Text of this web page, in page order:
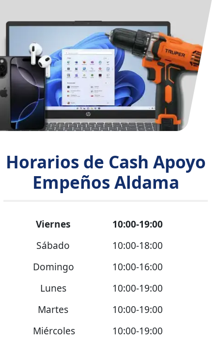
Horarios de Cash Apoyo
Empeños Aldama
Viernes
10:00-19:00
Sábado
10:00-18:00
Domingo
10:00-16:00
Lunes
10:00-19:00
Martes
10:00-19:00
Miércoles
10:00-19:00